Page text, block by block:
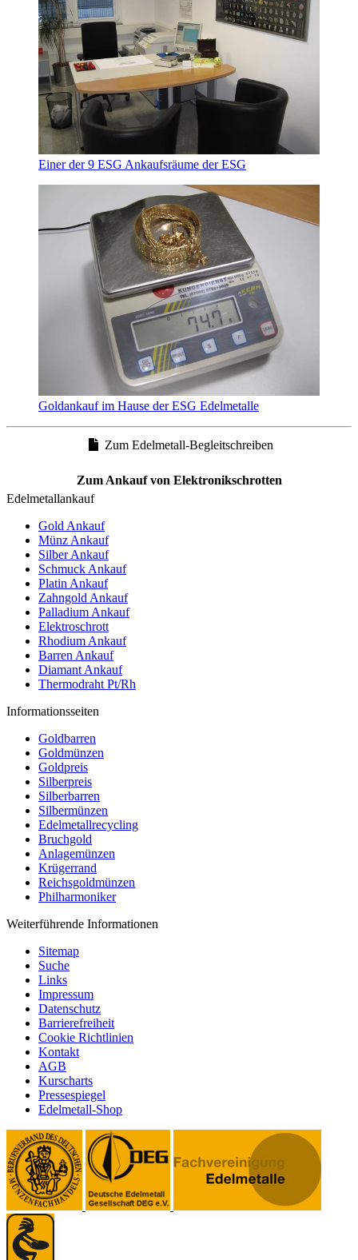
Einer der 9 ESG Ankaufsräume der ESG
Goldankauf im Hause der ESG Edelmetalle
Zum Edelmetall-Begleitschreiben
Zum Ankauf von Elektronikschrotten
Edelmetallankauf
Gold Ankauf
Münz Ankauf
Silber Ankauf
Schmuck Ankauf
Platin Ankauf
Zahngold Ankauf
Palladium Ankauf
Elektroschrott
Rhodium Ankauf
Barren Ankauf
Diamant Ankauf
Thermodraht Pt/Rh
Informationsseiten
Goldbarren
Goldmünzen
Goldpreis
Silberpreis
Silberbarren
Silbermünzen
Edelmetallrecycling
Bruchgold
Anlagemünzen
Krügerrand
Reichsgoldmünzen
Philharmoniker
Weiterführende Informationen
Sitemap
Suche
Links
Impressum
Datenschutz
Barrierefreiheit
Cookie Richtlinien
Kontakt
AGB
Kurscharts
Pressespiegel
Edelmetall-Shop